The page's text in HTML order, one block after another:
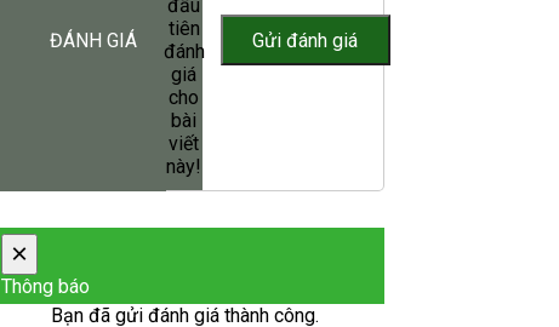
ĐÁNH GIÁ
đầu
tiên
đánh
giá
cho
bài
viết
này!
×
Thông báo
Bạn đã gửi đánh giá thành công.